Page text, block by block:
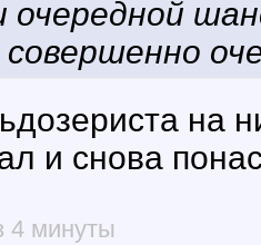
очередной
совершенно
на
и снова
4 минуты